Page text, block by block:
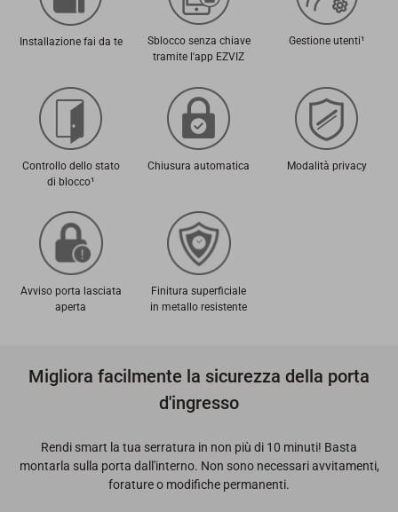
Installazione fai da te
Sblocco senza chiave
tramite l'app EZVIZ
Gestione utenti¹
Controllo dello stato
di blocco¹
Chiusura automatica Modalità privacy
Avviso porta lasciata
aperta
Finitura superficiale
in metallo resistente
Migliora facilmente la sicurezza della porta
d'ingresso
Rendi smart la tua serratura in non più di 10 minuti! Basta
montarla sulla porta dall'interno. Non sono necessari avvitamenti,
forature o modifiche permanenti.